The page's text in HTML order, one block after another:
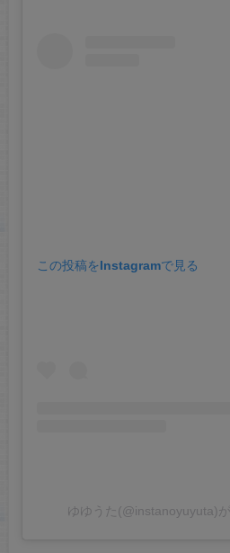
この投稿をInstagramで見る
ゆゆうた(@instanoyuyuta)